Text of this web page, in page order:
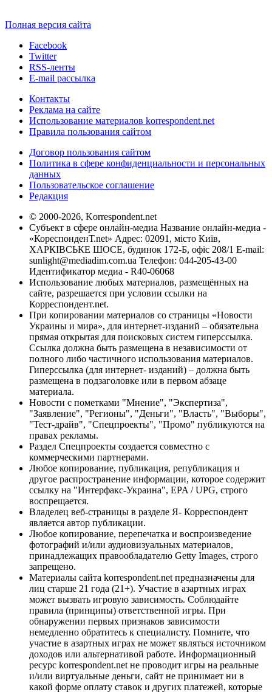
Полная версия сайта
Facebook
Twitter
RSS-ленты
E-mail рассылка
Контакты
Реклама на сайте
Использование материалов korrespondent.net
Правила пользования сайтом
Договор пользования сайтом
Политика в сфере конфиденциальности и персональных
данных
Пользовательское соглашение
Редакция
© 2000-2026, Korrespondent.net
Субъект в сфере онлайн-медиа Название онлайн-медиа -
«КореспонденТ.net» Адрес: 02091, місто Київ,
ХАРКІВСЬКЕ ШОСЕ, будинок 172-Б, офіс 208/1 E-mail:
sunlight@mediadim.com.ua Телефон: 044-205-43-00
Идентификатор медиа - R40-06068
Использование любых материалов, размещённых на
сайте, разрешается при условии ссылки на
Корреспондент.net.
При копировании материалов со страницы «Новости
Украины и мира», для интернет-изданий – обязательна
прямая открытая для поисковых систем гиперссылка.
Ссылка должна быть размещена в независимости от
полного либо частичного использования материалов.
Гиперссылка (для интернет- изданий) – должна быть
размещена в подзаголовке или в первом абзаце
материала.
Новости с пометками "Мнение", "Экспертиза",
"Заявление", "Регионы", "Деньги", "Власть", "Выборы",
"Тест-драйв", "Спецпроекты", "Промо" публикуются на
правах рекламы.
Раздел Спецпроекты создается совместно с
коммерческими партнерами.
Любое копирование, публикация, републикация и
другое распространение информации, которое содержит
ссылку на "Интерфакс-Украина", EPA / UPG, строго
воспрещается.
Владелец веб-страницы в разделе Я- Корреспондент
является автор публикации.
Любое копирование, перепечатка и воспроизведение
фотографий и/или аудиовизуальных материалов,
принадлежащих правообладателю Getty Images, строго
запрещено.
Материалы сайта korrespondent.net предназначены для
лиц старше 21 года (21+). Участие в азартных играх
может вызвать игровую зависимость. Соблюдайте
правила (принципы) ответственной игры. При
обнаружении первых признаков зависимости
немедленно обратитесь к специалисту. Помните, что
участие в азартных играх не может являться источником
доходов или альтернативой работе. Информационный
ресурс korrespondent.net не проводит игры на реальные
и/или виртуальные деньги, сайт не принимает ни в
какой форме оплату ставок и других платежей, которые